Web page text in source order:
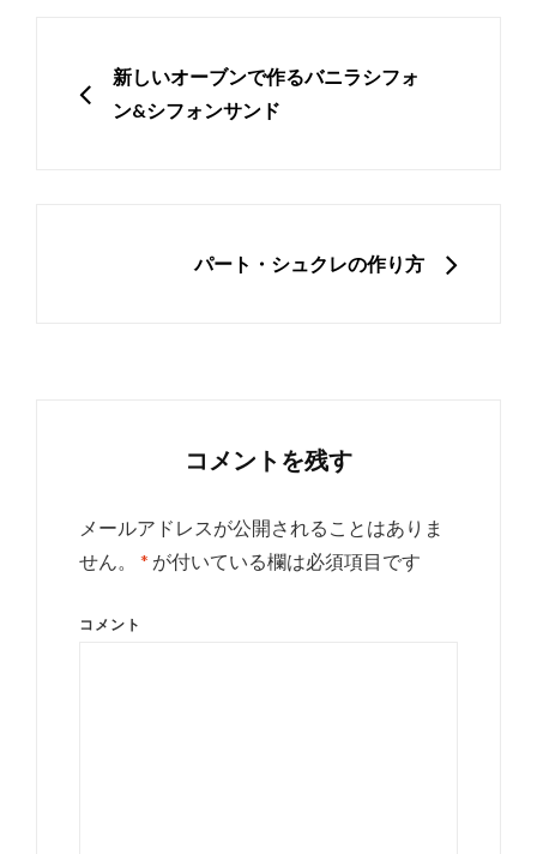
PREVIOUS
新しいオーブンで作るバニラシフォ
ン&シフォンサンド
パート・シュクレの作り方
コメントを残す
メールアドレスが公開されることはありま
せん。
* が付いている欄は必須項目です
コメント